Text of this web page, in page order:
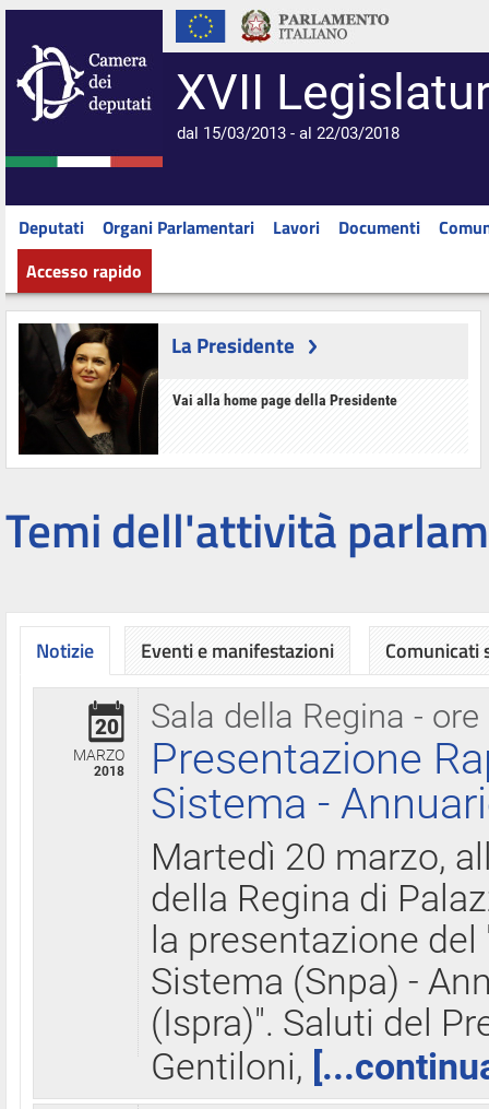
XVII
dal 15/03/2013 - al 22/03/2018
Deputati Organi Parlamentari Lavori Documenti
Accesso rapido
La Presidente
Vai alla home page della Presidente
Temi dell'attività
Notizie
Sala della Regina - ore
20
MARZO
2018
Presentazione
Sistema -
Martedì 20 marzo,
della Regina di
la presentazione
Sistema (Snpa) -
(Ispra)". Saluti del
Gentiloni,
Eventi e manifestazioni Comunicati